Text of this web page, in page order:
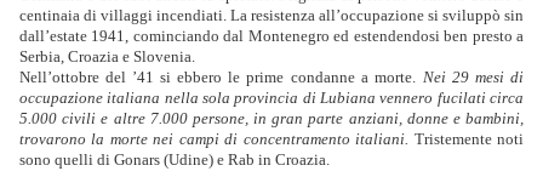
centinaia di villaggi incendiati. La resistenza all’occupazione si sviluppò sin
dall’estate 1941, cominciando dal Montenegro ed estendendosi ben presto a
Serbia, Croazia e Slovenia.
Nell’ottobre del ’41 si ebbero le prime condanne a morte. Nei 29 mesi di
occupazione italiana nella sola provincia di Lubiana vennero fucilati circa
5.000 civili e altre 7.000 persone, in gran parte anziani, donne e bambini,
trovarono la morte nei campi di concentramento italiani. Tristemente noti
sono quelli di Gonars (Udine) e Rab in Croazia.